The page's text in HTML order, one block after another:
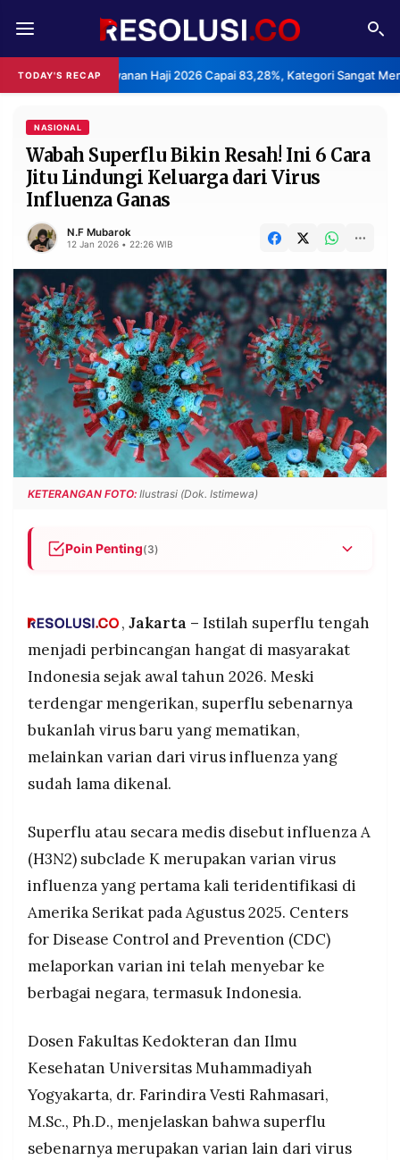
TODAY'S RECAP
Haji 2026 Capai 83,28%, Kategori Sangat Memuaskan. •
REDAKSI TENTANG
RESOLUSI IKLAN
RUBRIKASI
EDITORIAL AKSARA
FINANSIA PERSONA
DAERAH NASIONAL
MANCA SPORT
INFORMASI
PRIVACY
POLICY
BERITA
WARGA
INFORMASI
IKLAN
KIRIM
TULISAN
PENGADUAN TERM
PT.
©
Resolusi.co
-
PT.
RESOLUSI
MEDIA
PRAMUDITA
NASIONAL
Wabah Superflu Bikin Resah! Ini 6 Cara
Jitu Lindungi Keluarga dari Virus
Influenza Ganas
N.F Mubarok
12 Jan 2026 • 22:26 WIB
KETERANGAN FOTO: Ilustrasi (Dok. Istimewa)
Poin Penting(3)
19, tetapi varian flu biasa dengan gejala lebih
Indonesia terkendali dengan tren menurun
Vaksinasi influenza tahunan menjadi kunci utama
perlindungan dengan efektivitas 22-56%,
dikombinasikan dengan cuci tangan rutin,
kebersihan lingkungan
Perkuat imunitas tubuh dengan tidur cukup 7-8
dan D, kelola stres, serta hindari kontak dekat
dengan orang sakit untuk mencegah penularan di
lingkungan keluarga
, Jakarta – Istilah superflu tengah
menjadi perbincangan hangat di masyarakat
Indonesia sejak awal tahun 2026. Meski
terdengar mengerikan, superflu sebenarnya
bukanlah virus baru yang mematikan,
melainkan varian dari virus influenza yang
sudah lama dikenal.
Superflu atau secara medis disebut influenza A
(H3N2) subclade K merupakan varian virus
influenza yang pertama kali teridentifikasi di
Amerika Serikat pada Agustus 2025. Centers
for Disease Control and Prevention (CDC)
melaporkan varian ini telah menyebar ke
berbagai negara, termasuk Indonesia.
Dosen Fakultas Kedokteran dan Ilmu
Kesehatan Universitas Muhammadiyah
Yogyakarta, dr. Farindira Vesti Rahmasari,
M.Sc., Ph.D., menjelaskan bahwa superflu
sebenarnya merupakan varian lain dari virus